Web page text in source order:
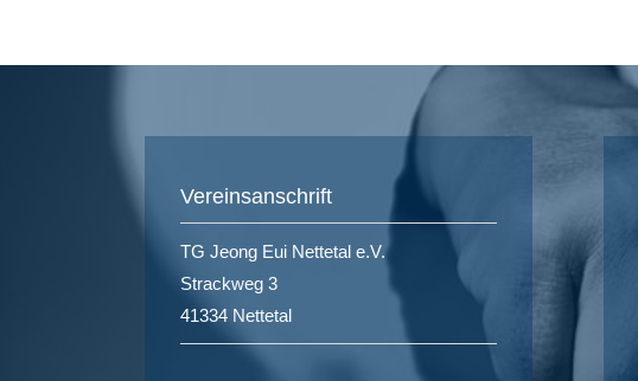
Vereinsanschrift
TG Jeong Eui Nettetal e.V.
Strackweg 3
41334 Nettetal